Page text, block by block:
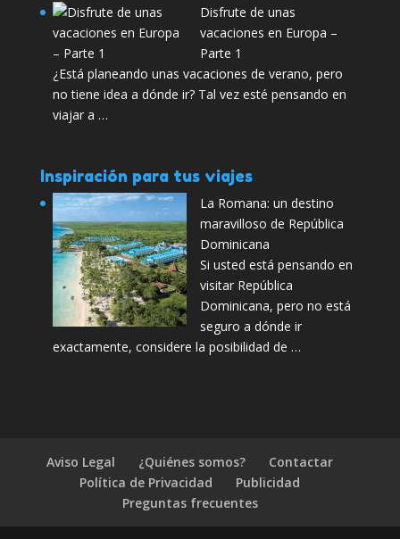
Disfrute de unas
vacaciones en Europa –
Parte 1
¿Está planeando unas vacaciones de verano, pero
no tiene idea a dónde ir? Tal vez esté pensando en
viajar a …
Inspiración para tus viajes
La Romana: un destino
maravilloso de República
Dominicana
Si usted está pensando en
visitar República
Dominicana, pero no está
seguro a dónde ir
exactamente, considere la posibilidad de …
Aviso Legal ¿Quiénes somos?
Contactar
Política de Privacidad
Publicidad
Preguntas frecuentes